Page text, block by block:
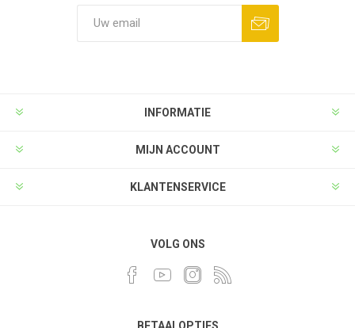
INFORMATIE
MIJN ACCOUNT
KLANTENSERVICE
VOLG ONS
BETAALOPTIES